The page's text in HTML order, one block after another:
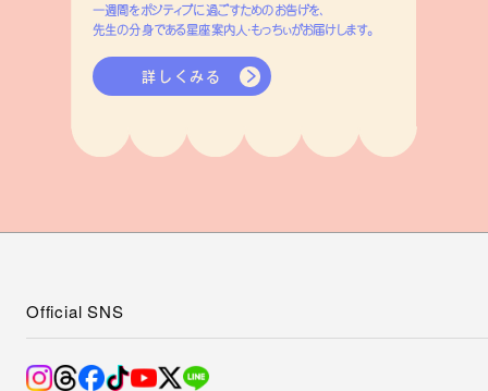
一週間をポジティブに過ごすためのお告げを、
先生の分身である星座案内人・もっちぃがお届けします。
詳しくみる
Official SNS